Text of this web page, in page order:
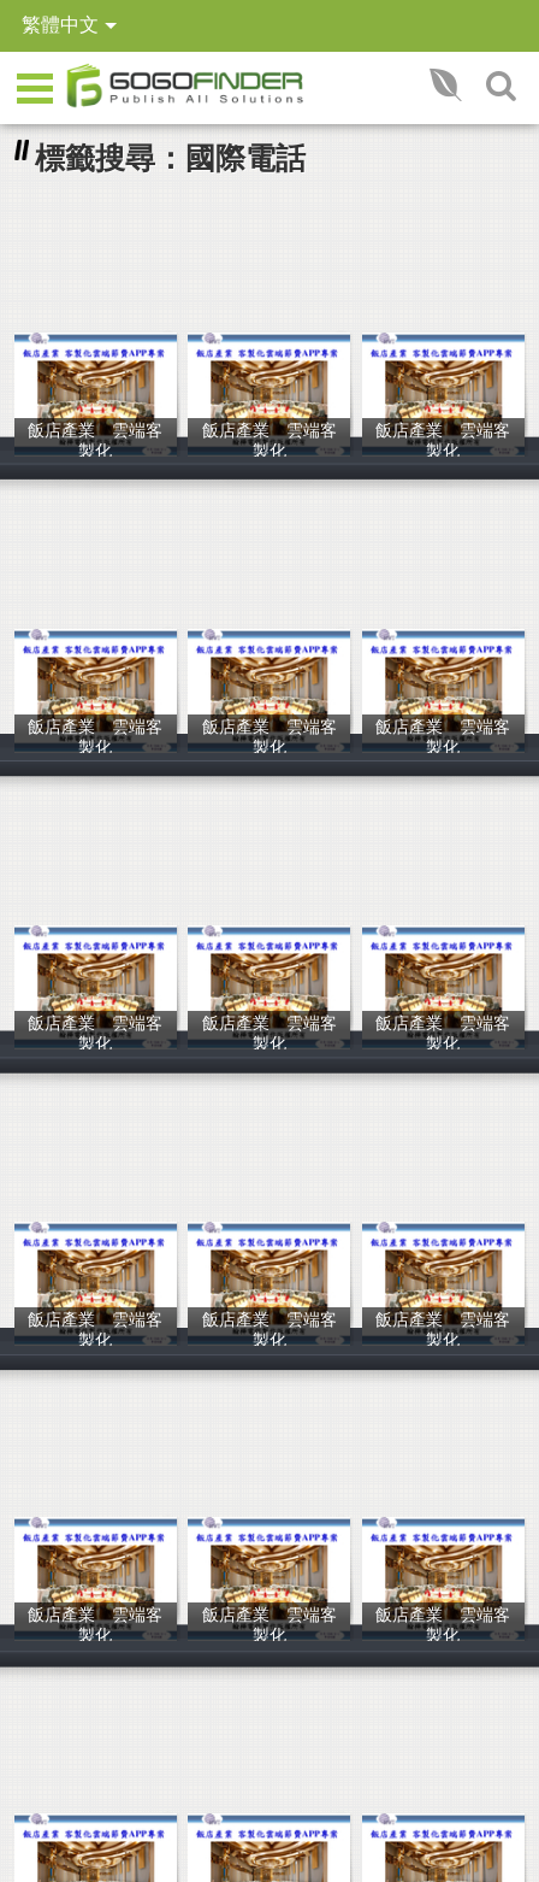
繁體中文
標籤搜尋：國際電話
飯店產業 雲端客
製化
翰樺電信
飯店產業 雲端客
製化
翰樺電信
飯店產業 雲端客
製化
翰樺電信
飯店產業 雲端客
製化
翰樺電信
飯店產業 雲端客
製化
翰樺電信
飯店產業 雲端客
製化
翰樺電信
飯店產業 雲端客
製化
翰樺電信
飯店產業 雲端客
製化
翰樺電信
飯店產業 雲端客
製化
翰樺電信
飯店產業 雲端客
製化
翰樺電信
飯店產業 雲端客
製化
翰樺電信
飯店產業 雲端客
製化
翰樺電信
飯店產業 雲端客
製化
翰樺電信
飯店產業 雲端客
製化
翰樺電信
飯店產業 雲端客
製化
翰樺電信